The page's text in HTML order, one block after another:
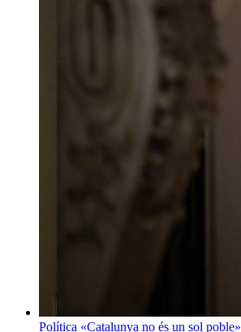
Política «Catalunya no és un sol poble»